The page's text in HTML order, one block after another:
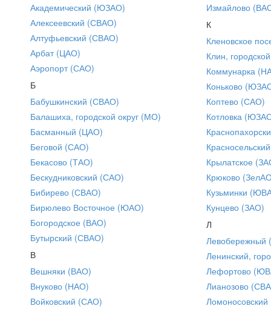
Академический (ЮЗАО)
Алексеевский (СВАО)
Алтуфьевский (СВАО)
Арбат (ЦАО)
Аэропорт (САО)
Б
Бабушкинский (СВАО)
Балашиха, городской округ (МО)
Басманный (ЦАО)
Беговой (САО)
Бекасово (ТАО)
Бескудниковский (САО)
Бибирево (СВАО)
Бирюлево Восточное (ЮАО)
Богородское (ВАО)
Бутырский (СВАО)
В
Вешняки (ВАО)
Внуково (НАО)
Войковский (САО)
Измайлово
К
Кленовское
Клин,
Коммунарка
Коньково
Коптево (САО)
Котловка
Крылатское
Крюково
Кузьминки
Кунцево (ЗАО)
Л
Ленинский,
Лефортово
Лианозово